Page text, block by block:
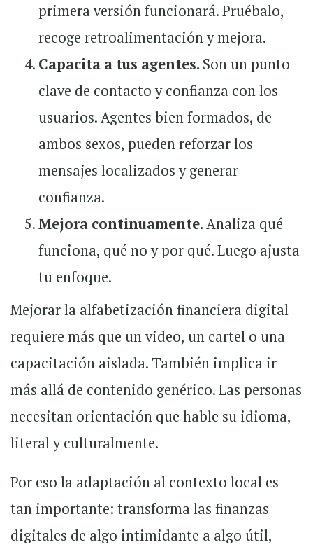
primera versión funcionará. Pruébalo,
recoge retroalimentación y mejora.
Capacita a tus agentes. Son un punto
clave de contacto y confianza con los
usuarios. Agentes bien formados, de
ambos sexos, pueden reforzar los
mensajes localizados y generar
confianza.
Mejora continuamente.Analiza qué
funciona, qué no y por qué. Luego ajusta
tu enfoque.
Mejorar la alfabetización financiera digital
requiere más que un video, un cartel o una
capacitación aislada. También implica ir
más allá de contenido genérico. Las personas
necesitan orientación que hable su idioma,
literal y culturalmente.
Por eso la adaptación al contexto local es
tan importante: transforma las finanzas
digitales de algo intimidante a algo útil,